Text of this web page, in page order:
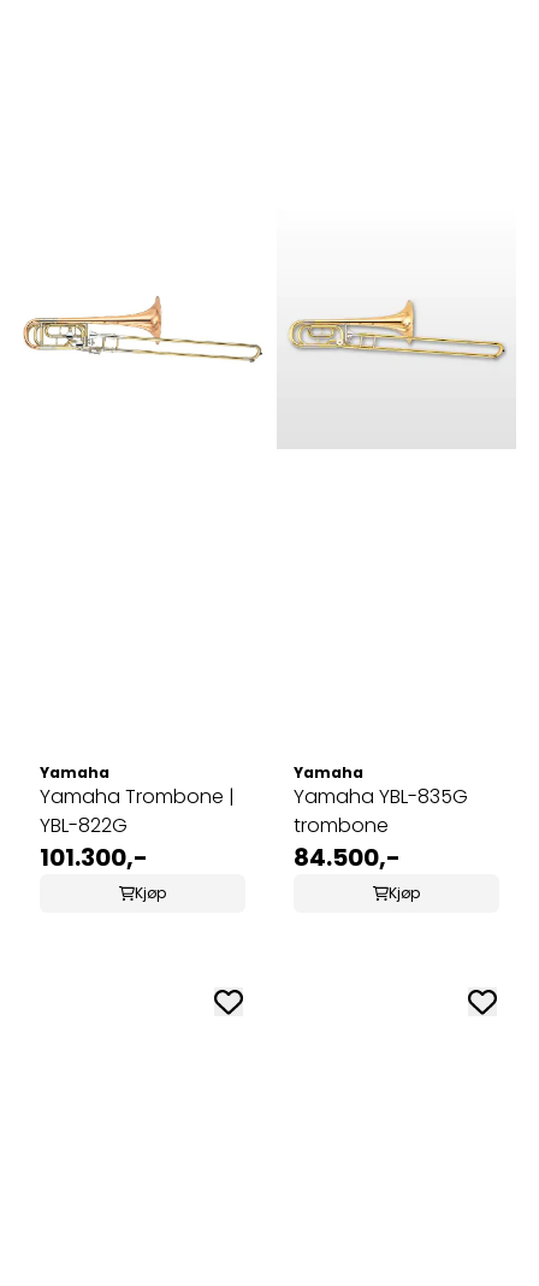
Yamaha
Yamaha Trombone |
YBL-822G
101.300,-
Kjøp
Yamaha
Yamaha YBL-835G
trombone
84.500,-
Kjøp